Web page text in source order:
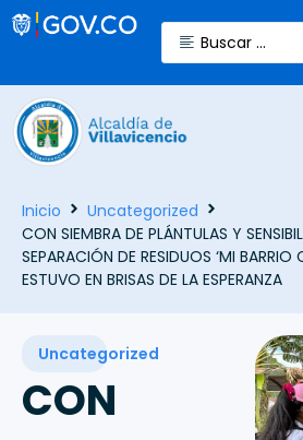
Inicio
Uncategorized
CON SIEMBRA DE PLÁNTULAS Y
SEPARACIÓN DE RESIDUOS ‘MI
ESTUVO EN BRISAS DE LA ESPERANZA
Uncategorized
CON